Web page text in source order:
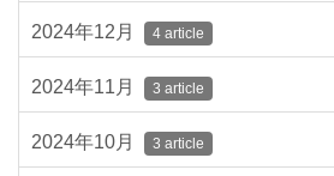
2024年12月 4 article
2024年11月 3 article
2024年10月 3 article